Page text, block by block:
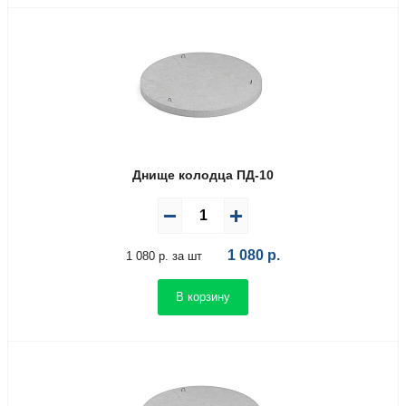
Днище колодца ПД-10
1 080 р. за шт 1 080 р.
В корзину